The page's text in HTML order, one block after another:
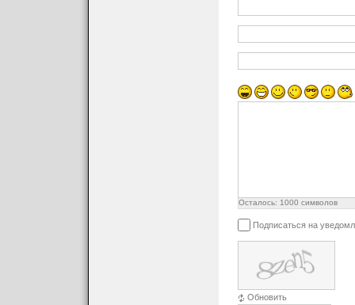
Осталось: 1000 символов
Подписаться на
Обновить